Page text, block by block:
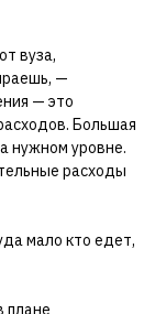
вуза,
—
— это
Большая
нужном уровне.
расходы
мало кто едет,
плане